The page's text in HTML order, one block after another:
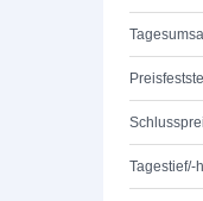
Tagestief/-